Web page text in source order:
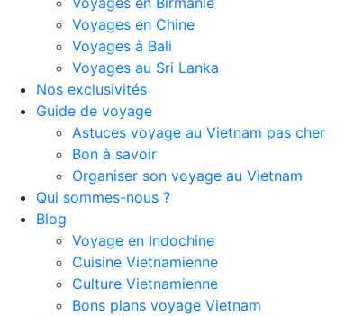
Voyages en Chine
Voyages à Bali
Voyages au Sri Lanka
Nos exclusivités
Guide de voyage
Astuces voyage au Vietnam pas cher
Bon à savoir
Organiser son voyage au Vietnam
Qui sommes-nous ?
Blog
Voyage en Indochine
Cuisine Vietnamienne
Culture Vietnamienne
Bons plans voyage Vietnam